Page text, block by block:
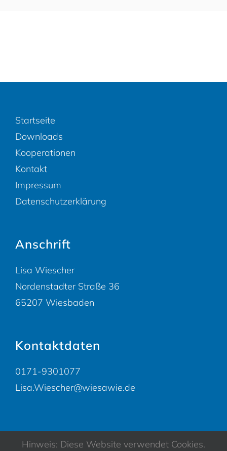
Startseite
Downloads
Kooperationen
Kontakt
Impressum
Datenschutzerklärung
Anschrift
Lisa Wiescher
Nordenstadter Straße 36
65207 Wiesbaden
Kontaktdaten
0171-9301077
Lisa.Wiescher@wiesawie.de
Hinweis: Diese Website verwendet Cookies.